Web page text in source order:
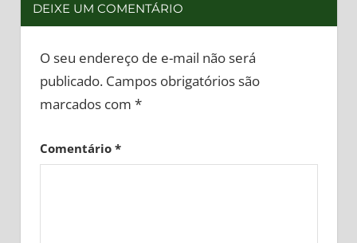
DEIXE UM COMENTÁRIO
O seu endereço de e-mail não será
publicado. Campos obrigatórios são
marcados com *
Comentário *